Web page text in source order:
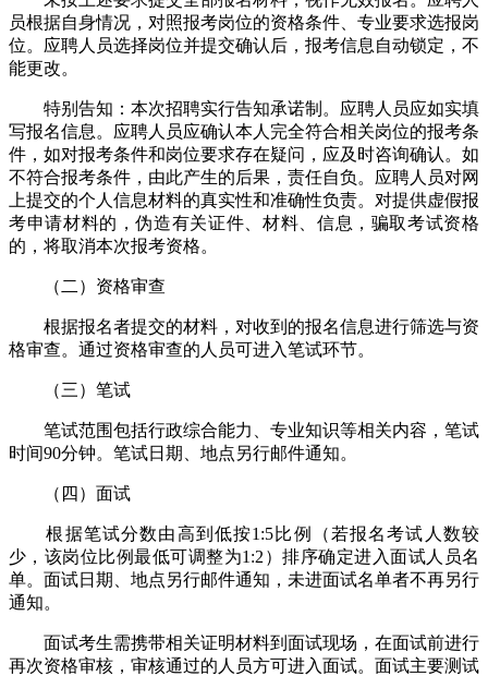
员根据自身情况，对照报考岗位的资格条件、专业要求选报岗
位。应聘人员选择岗位并提交确认后，报考信息自动锁定，不
能更改。
特别告知：本次招聘实行告知承诺制。应聘人员应如实填
写报名信息。应聘人员应确认本人完全符合相关岗位的报考条
件，如对报考条件和岗位要求存在疑问，应及时咨询确认。如
不符合报考条件，由此产生的后果，责任自负。应聘人员对网
上提交的个人信息材料的真实性和准确性负责。对提供虚假报
考申请材料的，伪造有关证件、材料、信息，骗取考试资格
的，将取消本次报考资格。
（二）资格审查
根据报名者提交的材料，对收到的报名信息进行筛选与资
格审查。通过资格审查的人员可进入笔试环节。
（三）笔试
笔试范围包括行政综合能力、专业知识等相关内容，笔试
时间90分钟。笔试日期、地点另行邮件通知。
（四）面试
根据笔试分数由高到低按1:5比例（若报名考试人数较
少，该岗位比例最低可调整为1:2）排序确定进入面试人员名
单。面试日期、地点另行邮件通知，未进面试名单者不再另行
通知。
面试考生需携带相关证明材料到面试现场，在面试前进行
再次资格审核，审核通过的人员方可进入面试。面试主要测试